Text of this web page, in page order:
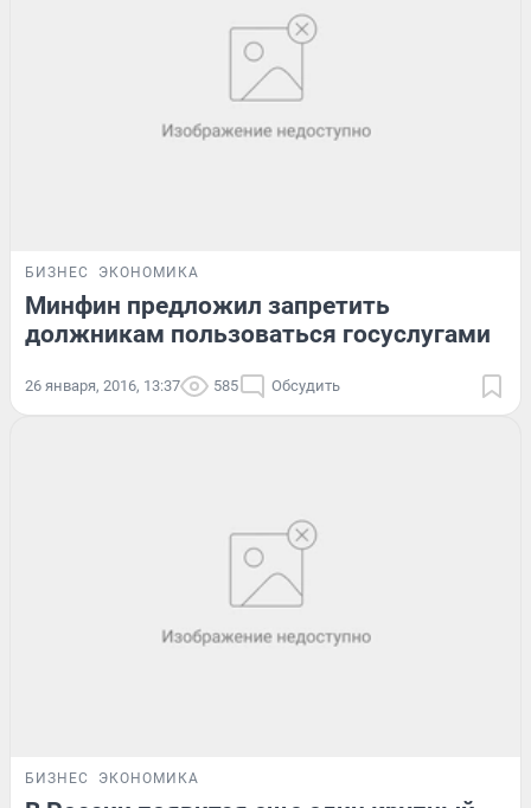
БИЗНЕС ЭКОНОМИКА
Минфин предложил запретить
должникам пользоваться госуслугами
26 января, 2016, 13:37 585 Обсудить
БИЗНЕС ЭКОНОМИКА